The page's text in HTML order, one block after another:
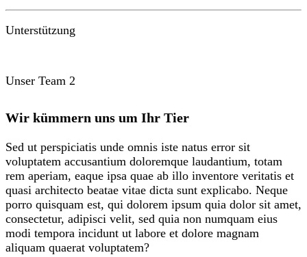
Unterstützung
Unser Team 2
Wir kümmern uns um Ihr Tier
Sed ut perspiciatis unde omnis iste natus error sit
voluptatem accusantium doloremque laudantium, totam
rem aperiam, eaque ipsa quae ab illo inventore veritatis et
quasi architecto beatae vitae dicta sunt explicabo. Neque
porro quisquam est, qui dolorem ipsum quia dolor sit amet,
consectetur, adipisci velit, sed quia non numquam eius
modi tempora incidunt ut labore et dolore magnam
aliquam quaerat voluptatem?